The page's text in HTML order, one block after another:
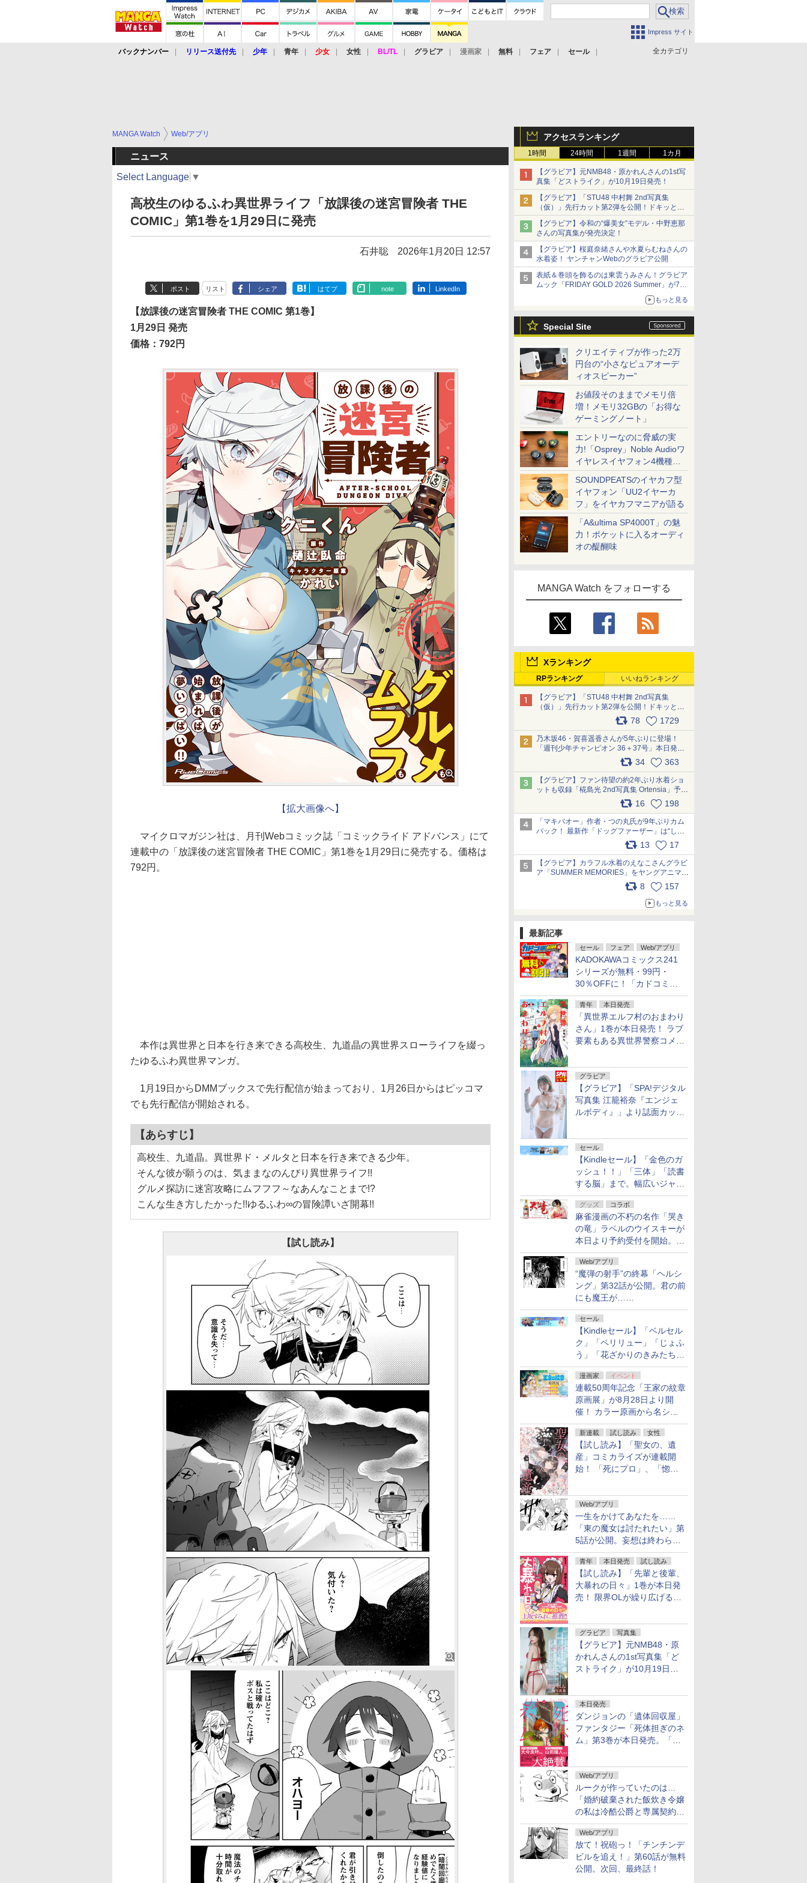
Impress サイト
全カテゴリ
バックナンバー リリース送付先 少年 青年 少女 女性 BL/TL グラビア 漫画家 無料 フェア セール
アクセスランキング
1時間 24時間 1週間 1カ月
【グラビア】元NMB48・原かれんさんの1st写
真集「どストライク」が10月19日発売！
【グラビア】「STU48 中村舞 2nd写真集
（仮）」先行カット第2弾を公開！ドキッとす
るランジェリーカットなど新たな挑戦
【グラビア】令和の“爆美女”モデル・中野恵那
さんの写真集が発売決定！
【グラビア】桜庭奈緒さんや水夏らむねさんの
水着姿！ ヤンチャンWebのグラビア公開
表紙＆巻頭を飾るのは東雲うみさん！グラビア
ムック「FRIDAY GOLD 2026 Summer」が7月
13日に発売決定。先行カットも公開
もっと見る
Special Site
クリエイティブが作った2万
円台の“小さなピュアオーデ
ィオスピーカー”
お値段そのままでメモリ倍
増！メモリ32GBの「お得な
ゲーミングノート」
エントリーなのに脅威の実
力!「Osprey」Noble Audioワ
イヤレスイヤフォン4機種を
一気に聴く
SOUNDPEATSのイヤカフ型
イヤフォン「UU2イヤーカ
フ」をイヤカフマニアが語る
「A&ultima SP4000T」の魅
力！ポケットに入るオーディ
オの醍醐味
MANGA Watch をフォローする
Xランキング
RPランキング いいねランキング
【グラビア】「STU48 中村舞 2nd写真集
（仮）」先行カット第2弾を公開！ドキッとす
るランジェリーカットなど新たな挑戦
78 1729
乃木坂46・賀喜遥香さんが5年ぶりに登場！
「週刊少年チャンピオン 36＋37号」本日発
売 pic.x.com/2Mo85ZlRvK
34 363
【グラビア】ファン待望の約2年ぶり水着ショ
ットも収録「椛島光 2nd写真集 Ortensia」予約
16 198
「マキバオー」作者・つの丸氏が9年ぶりカム
バック！ 最新作「ドッグファーザー」は“しゃ
べらない動物”とのリアルな暮らしを描く 「も
うこれ以上の幸せはない」……一緒に暮らす愛
犬たちへ… pic.x.com/hEr88DgVyD
13 17
【グラビア】カラフル水着のえなこさんグラビ
ア「SUMMER MEMORIES」をヤングアニマル
Webで公開中 pic.x.com/wdmmjZ7DnV
8 157
もっと見る
最新記事
セール フェア Web/アプリ
KADOKAWAコミックス241
シリーズが無料・99円・
30％OFFに！「カドコミフ
ェア 2026」第2弾が開催中！
青年 本日発売
「異世界エルフ村のおまわり
さん」1巻が本日発売！ ラブ
要素もある異世界警察コメデ
グラビア
【グラビア】「SPA!デジタル
写真集 江籠裕奈『エンジェ
ルボディ』」より誌面カット
セール
【Kindleセール】「金色のガ
ッシュ！！」「三体」「読書
する脳」まで。幅広いジャン
ルの電子書籍が最大65％オ
フ！「Kindle本サマーセー
ル」第2弾が開催中！
グッズ コラボ
麻雀漫画の不朽の名作「哭き
の竜」ラベルのウイスキーが
本日より予約受付を開始。8
月16日まで
Web/アプリ
“魔弾の射手”の終幕「ヘルシ
ング」第32話が公開。君の前
にも魔王が……
セール
【Kindleセール】「ベルセル
ク」「ペリリュー」「じょふ
う」「花ざかりのきみたち
へ」などが最大50％オフ！
「白泉社 夏の大割引セー
ル」が開催中！
漫画家 イベント
連載50周年記念「王家の紋章
原画展」が8月28日より開
催！ カラー原画から名シー
ンの原稿まで
新連載 試し読み 女性
【試し読み】「聖女の、遺
産」コミカライズが連載開
始！ 「死にプロ」、「惚れ
Web/アプリ
一生をかけてあなたを……
「東の魔女は討たれたい」第
5話が公開。妄想は終わらな
い
青年 本日発売 試し読み
【試し読み】「先輩と後輩、
大暴れの日々」1巻が本日発
売！ 限界OLが繰り広げる禁
グラビア 写真集
【グラビア】元NMB48・原
かれんさんの1st写真集「ど
ストライク」が10月19日発
本日発売
ダンジョンの「遺体回収屋」
ファンタジー「死体担ぎのネ
ム」第3巻が本日発売。「フ
Web/アプリ
ルークが作っていたのは…
「婚約破棄された飯炊き令嬢
の私は冷酷公爵と専属契約し
ました」の「おまけ24」が無
料公開
Web/アプリ
放て！祝砲っ！「チンチンデ
ビルを追え！」第60話が無料
公開。次回、最終話！
MANGA Watch Web/アプリ
ニュース
Select Language ▼
高校生のゆるふわ異世界ライフ「放課後の迷宮冒険者 THE
COMIC」第1巻を1月29日に発売
石井聡 2026年1月20日 12:57
ポスト リスト シェア はてブ note LinkedIn
【放課後の迷宮冒険者 THE COMIC 第1巻】
1月29日 発売
価格：792円
【拡大画像へ】
マイクロマガジン社は、月刊Webコミック誌「コミックライド アドバンス」にて
連載中の「放課後の迷宮冒険者 THE COMIC」第1巻を1月29日に発売する。価格は
792円。
本作は異世界と日本を行き来できる高校生、九道晶の異世界スローライフを綴っ
たゆるふわ異世界マンガ。
1月19日からDMMブックスで先行配信が始まっており、1月26日からはピッコマ
でも先行配信が開始される。
【あらすじ】
高校生、九道晶。異世界ド・メルタと日本を行き来できる少年。
そんな彼が願うのは、気ままなのんびり異世界ライフ!!
グルメ探訪に迷宮攻略にムフフフ～なあんなことまで!?
こんな生き方したかった!!ゆるふわ∞の冒険譚いざ開幕!!
【試し読み】